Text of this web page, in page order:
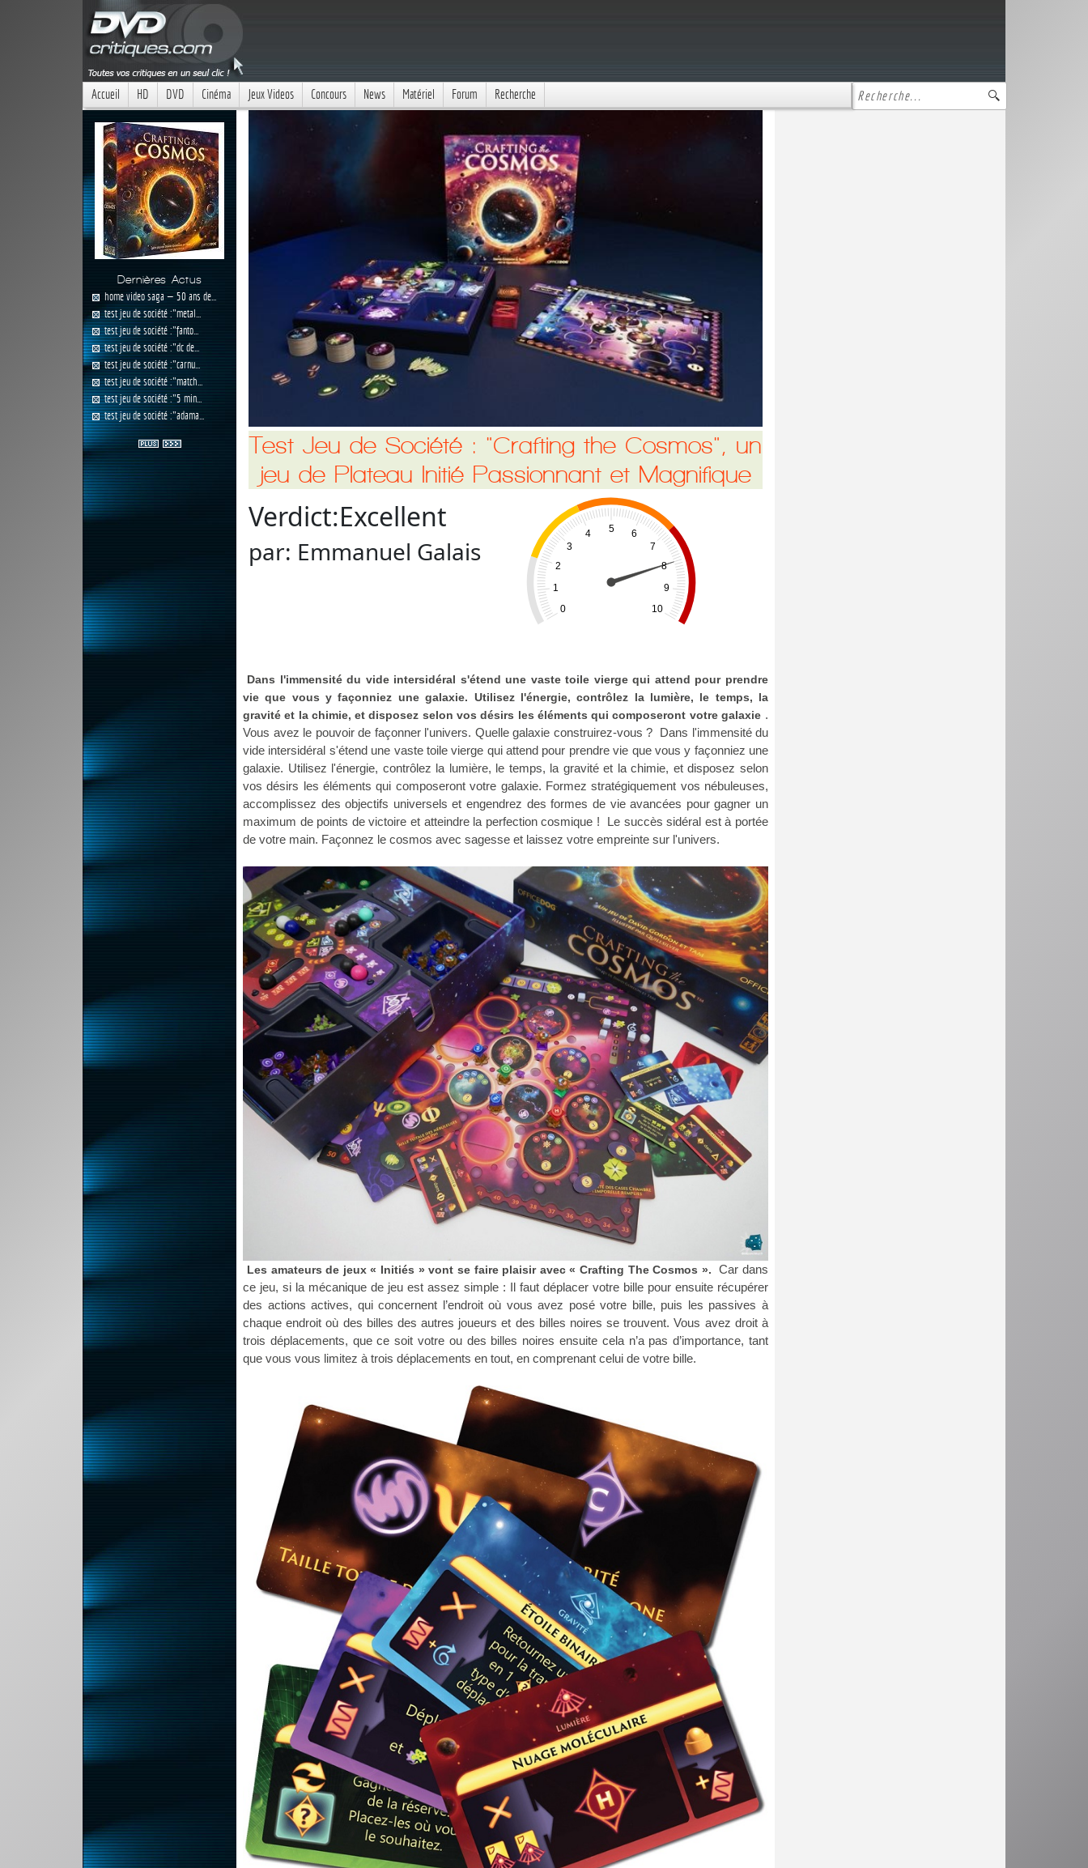
Accueil HD DVD Cinéma Jeux Videos Concours News Matériel Forum Recherche
Dernières Actus
home video saga — 50 ans de...
test jeu de société :"metal...
test jeu de société :"fanto...
test jeu de société :"dc de...
test jeu de société :"carnu...
test jeu de société :"match...
test jeu de société :"5 min...
test jeu de société :"adama...
Test Jeu de Société : "Crafting the Cosmos", un
jeu de Plateau Initié Passionnant et Magnifique
Verdict:Excellent
par: Emmanuel Galais
0
1
2
3
4 5
6
7
8
9
10
Dans l'immensité du vide intersidéral s'étend une vaste toile vierge qui attend pour prendre
vie que vous y façonniez une galaxie. Utilisez l'énergie, contrôlez la lumière, le temps, la
gravité et la chimie, et disposez selon vos désirs les éléments qui composeront votre galaxie .
Vous avez le pouvoir de façonner l'univers. Quelle galaxie construirez-vous ? Dans l'immensité du
vide intersidéral s'étend une vaste toile vierge qui attend pour prendre vie que vous y façonniez une
galaxie. Utilisez l'énergie, contrôlez la lumière, le temps, la gravité et la chimie, et disposez selon
vos désirs les éléments qui composeront votre galaxie. Formez stratégiquement vos nébuleuses,
accomplissez des objectifs universels et engendrez des formes de vie avancées pour gagner un
maximum de points de victoire et atteindre la perfection cosmique ! Le succès sidéral est à portée
de votre main. Façonnez le cosmos avec sagesse et laissez votre empreinte sur l'univers.
Les amateurs de jeux « Initiés » vont se faire plaisir avec « Crafting The Cosmos ».
Car dans
ce jeu, si la mécanique de jeu est assez simple : Il faut déplacer votre bille pour ensuite récupérer
des actions actives, qui concernent l’endroit où vous avez posé votre bille, puis les passives à
chaque endroit où des billes des autres joueurs et des billes noires se trouvent. Vous avez droit à
trois déplacements, que ce soit votre ou des billes noires ensuite cela n’a pas d’importance, tant
que vous vous limitez à trois déplacements en tout, en comprenant celui de votre bille.